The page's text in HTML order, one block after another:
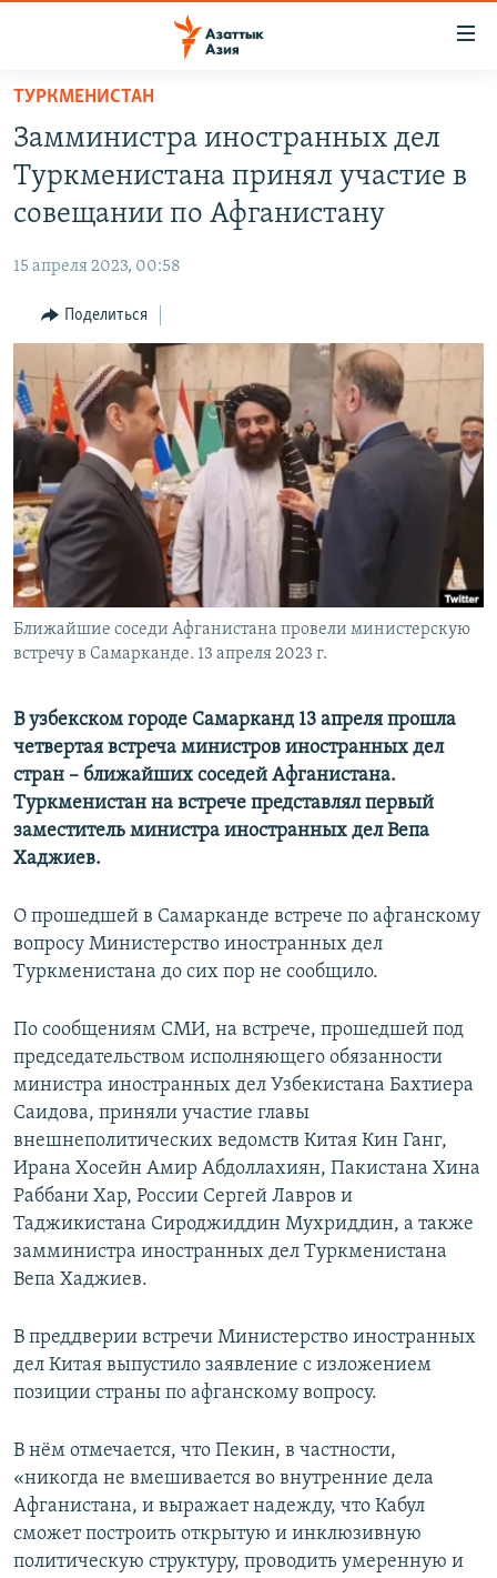
Вернуться
основному
содержанию
Вернутся
главной
навигации
Вернутся
поиску
ТАДЖИКИСТАН
ВОЙНА В УКРАИНЕ
ҚАЗАҚША
КЫРГЫЗЧА
ТОҶИКӢ
TÜRKMENÇE
Все сайты РСЕ/РС
ТУРКМЕНИСТАН
Замминистра иностранных дел
Туркменистана принял участие в
совещании по Афганистану
15 апреля 2023, 00:58
Поделиться
Ближайшие соседи Афганистана провели министерскую
встречу в Самарканде. 13 апреля 2023 г.
В узбекском городе Самарканд 13 апреля прошла
четвертая встреча министров иностранных дел
стран – ближайших соседей Афганистана.
Туркменистан на встрече представлял первый
заместитель министра иностранных дел Вепа
Хаджиев.
О прошедшей в Самарканде встрече по афганскому
вопросу Министерство иностранных дел
Туркменистана до сих пор не сообщило.
По сообщениям СМИ, на встрече, прошедшей под
председательством исполняющего обязанности
министра иностранных дел Узбекистана Бахтиера
Саидова, приняли участие главы
внешнеполитических ведомств Китая Кин Ганг,
Ирана Хосейн Амир Абдоллахиян, Пакистана Хина
Раббани Хар, России Сергей Лавров и
Таджикистана Сироджиддин Мухриддин, а также
замминистра иностранных дел Туркменистана
Вепа Хаджиев.
В преддверии встречи Министерство иностранных
дел Китая выпустило заявление с изложением
позиции страны по афганскому вопросу.
В нём отмечается, что Пекин, в частности,
«никогда не вмешивается во внутренние дела
Афганистана, и выражает надежду, что Кабул
сможет построить открытую и инклюзивную
политическую структуру, проводить умеренную и